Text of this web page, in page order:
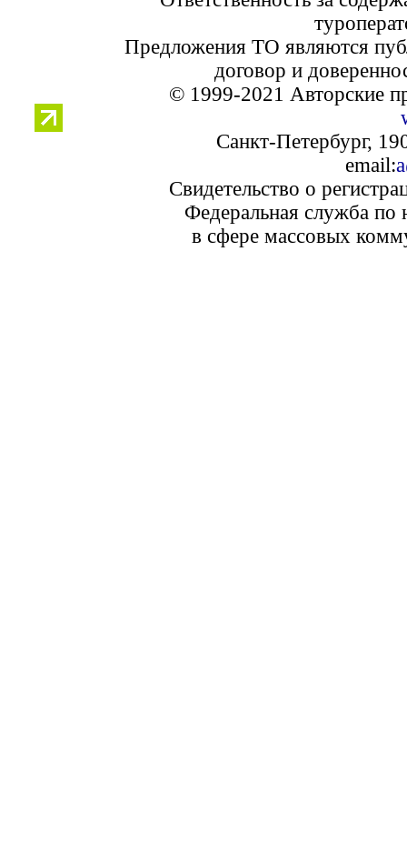
Предложения ТО являются
договор и
© 1999-2021 Авторские
Санкт-Петербург,
email:
Свидетельство о
Федеральная служба по
в сфере массовых